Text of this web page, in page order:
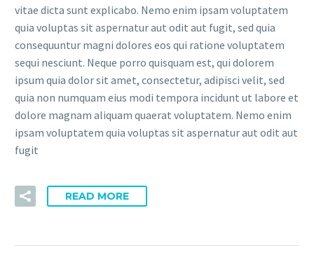
vitae dicta sunt explicabo. Nemo enim ipsam voluptatem
quia voluptas sit aspernatur aut odit aut fugit, sed quia
consequuntur magni dolores eos qui ratione voluptatem
sequi nesciunt. Neque porro quisquam est, qui dolorem
ipsum quia dolor sit amet, consectetur, adipisci velit, sed
quia non numquam eius modi tempora incidunt ut labore et
dolore magnam aliquam quaerat voluptatem. Nemo enim
ipsam voluptatem quia voluptas sit aspernatur aut odit aut
fugit
READ MORE